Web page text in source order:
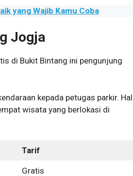
yang Wajib Kamu Coba
Jogja
di Bukit Bintang ini pengunjung
kepada petugas parkir. Hal
wisata yang berlokasi di
Tarif
Gratis